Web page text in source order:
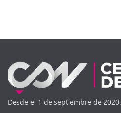
Desde el 1 de septiembre de 2020.